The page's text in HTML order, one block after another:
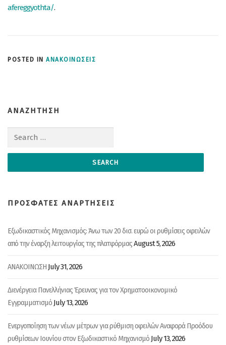
afereggyothta/.
POSTED IN ΑΝΑΚΟΙΝΩΣΕΙΣ
ΑΝΑΖΗΤΗΣΗ
Search for:
ΠΡΟΣΦΑΤΕΣ ΑΝΑΡΤΗΣΕΙΣ
Εξωδικαστικός Μηχανισμός: Άνω των 20 δισ. ευρώ οι ρυθμίσεις οφειλών
από την έναρξη λειτουργίας της πλατφόρμαςAugust 5, 2026
ΑΝΑΚΟΙΝΩΣΗ July 31, 2026
Διενέργεια Πανελλήνιας Έρευνας για τον Χρηματοοικονομικό
Εγγραμματισμό July 13, 2026
Ενεργοποίηση των νέων μέτρων για ρύθμιση οφειλών Αναφορά Προόδου
ρυθμίσεων Ιουνίου στον Εξωδικαστικό Μηχανισμό July 13, 2026